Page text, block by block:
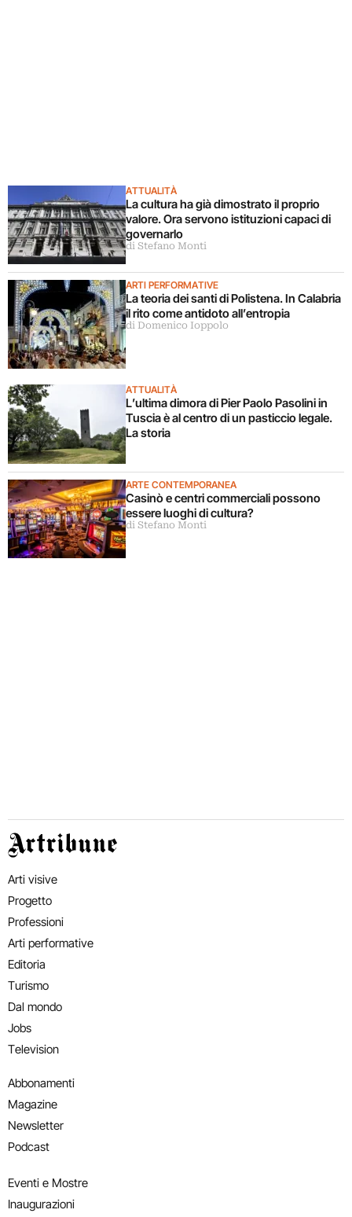
ATTUALITÀ
La cultura ha già dimostrato il proprio
valore. Ora servono istituzioni capaci di
governarlo
di Stefano Monti
ARTI PERFORMATIVE
La teoria dei santi di Polistena. In Calabria
il rito come antidoto all’entropia
di Domenico Ioppolo
ATTUALITÀ
L’ultima dimora di Pier Paolo Pasolini in
Tuscia è al centro di un pasticcio legale.
La storia
ARTE CONTEMPORANEA
Casinò e centri commerciali possono
essere luoghi di cultura?
di Stefano Monti
Artribune
Arti visive
Progetto
Professioni
Arti performative
Editoria
Turismo
Dal mondo
Jobs
Television
Abbonamenti
Magazine
Newsletter
Podcast
Eventi e Mostre
Inaugurazioni